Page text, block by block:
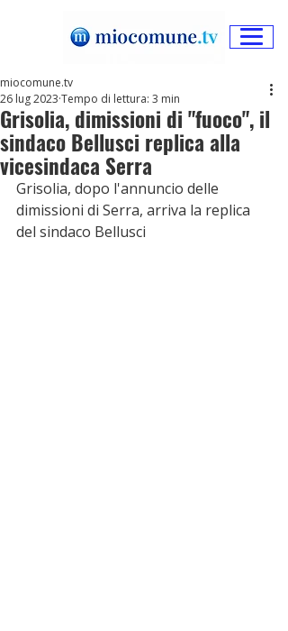
Grisolia, dimissioni di "fuoco", il
sindaco Bellusci replica alla
vicesindaca Serra
miocomune.tv
26 lug 2023 Tempo di lettura: 3 min
Grisolia, dopo l'annuncio delle
dimissioni di Serra, arriva la replica
del sindaco Bellusci